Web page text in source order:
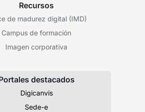
Recursos
de madurez digital (IMD)
Campus de formación
Imagen corporativa
destacados
Digicanvis
Sede-e